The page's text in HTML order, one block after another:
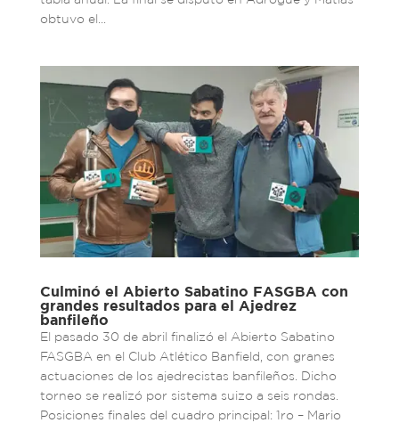
obtuvo el...
Culminó el Abierto Sabatino FASGBA con
grandes resultados para el Ajedrez
banfileño
El pasado 30 de abril finalizó el Abierto Sabatino
FASGBA en el Club Atlético Banfield, con granes
actuaciones de los ajedrecistas banfileños. Dicho
torneo se realizó por sistema suizo a seis rondas.
Posiciones finales del cuadro principal: 1ro – Mario